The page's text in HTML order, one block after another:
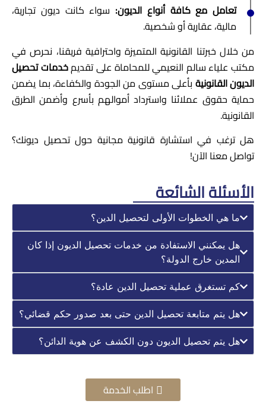
تعامل مع كافة أنواع الديون: سواء كانت ديون تجارية،
مالية، عقارية أو شخصية.
من خلال خبرتنا القانونية المتميزة واحترافية فريقنا، نحرص في
مكتب علياء سالم النعيمي للمحاماة على تقديمخدمات تحصيل
الديون القانونية بأعلى مستوى من الجودة والكفاءة، بما يضمن
حماية حقوق عملائنا واسترداد أموالهم بأسرع وأضمن الطرق
القانونية.
هل ترغب في استشارة قانونية مجانية حول تحصيل ديونك؟
تواصل معنا الآن!
الأسئلة الشائعة
ما هي الخطوات الأولى لتحصيل الدين؟
هل يمكنني الاستفادة من خدمات تحصيل الديون إذا كان
المدين خارج الدولة؟
كم تستغرق عملية تحصيل الدين عادة؟
هل يتم متابعة تحصيل الدين حتى بعد صدور حكم قضائي؟
هل يتم تحصيل الديون دون الكشف عن هوية الدائن؟
اطلب الخدمة